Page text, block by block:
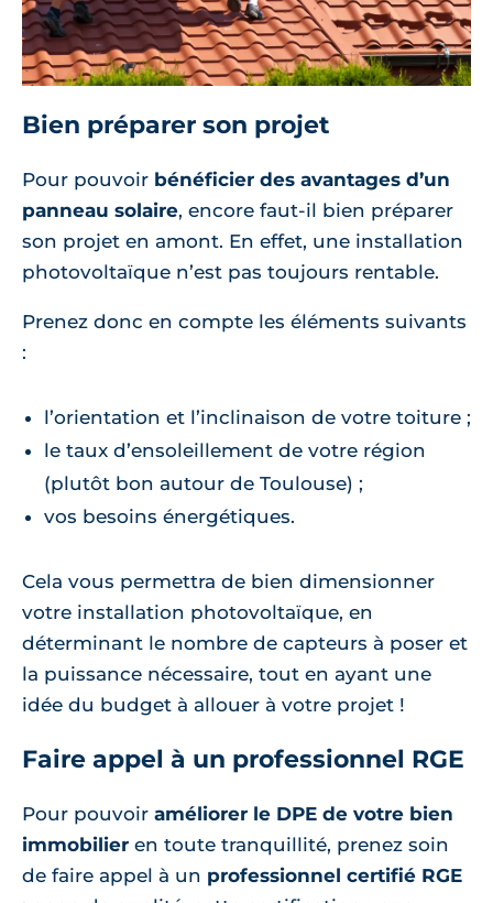
Bien préparer son projet
Pour pouvoir bénéficier des avantages d’un
panneau solaire, encore faut-il bien préparer
son projet en amont. En effet, une installation
photovoltaïque n’est pas toujours rentable.
Prenez donc en compte les éléments suivants
:
l’orientation et l’inclinaison de votre toiture ;
le taux d’ensoleillement de votre région
(plutôt bon autour de Toulouse) ;
vos besoins énergétiques.
Cela vous permettra de bien dimensionner
votre installation photovoltaïque, en
déterminant le nombre de capteurs à poser et
la puissance nécessaire, tout en ayant une
idée du budget à allouer à votre projet !
Faire appel à un professionnel RGE
Pour pouvoir améliorer le DPE de votre bien
immobilier en toute tranquillité, prenez soin
de faire appel à un professionnel certifié RGE